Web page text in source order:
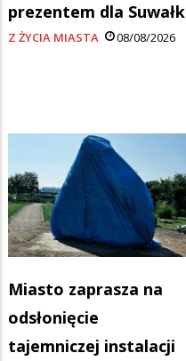
prezentem dla Suwałk
Z ŻYCIA MIASTA 08/08/2026
Miasto zaprasza na
odsłonięcie
tajemniczej instalacji